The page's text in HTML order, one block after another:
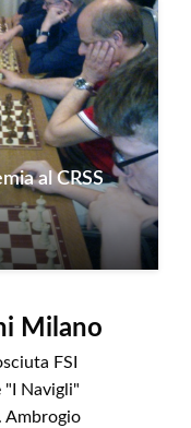
al CRSS
Milano
FSI
"I Navigli"
Ambrogio